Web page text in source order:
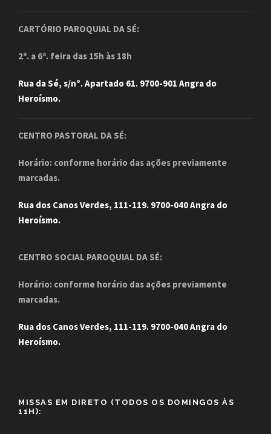
CARTÓRIO PAROQUIAL DA SÉ:
2ª. a 6ª. feira das 15h às 18h
Rua da Sé, s/nº. Apartado 61. 9700-901 Angra do
Heroísmo.
CENTRO PASTORAL DA SÉ:
Horário: conforme horário das ações previamente
marcadas.
Rua dos Canos Verdes, 111-119. 9700-040 Angra do
Heroísmo.
CENTRO SOCIAL PAROQUIAL DA SÉ:
Horário: conforme horário das ações previamente
marcadas.
Rua dos Canos Verdes, 111-119. 9700-040 Angra do
Heroísmo.
MISSAS EM DIRETO (TODOS OS DOMINGOS ÀS
11H):